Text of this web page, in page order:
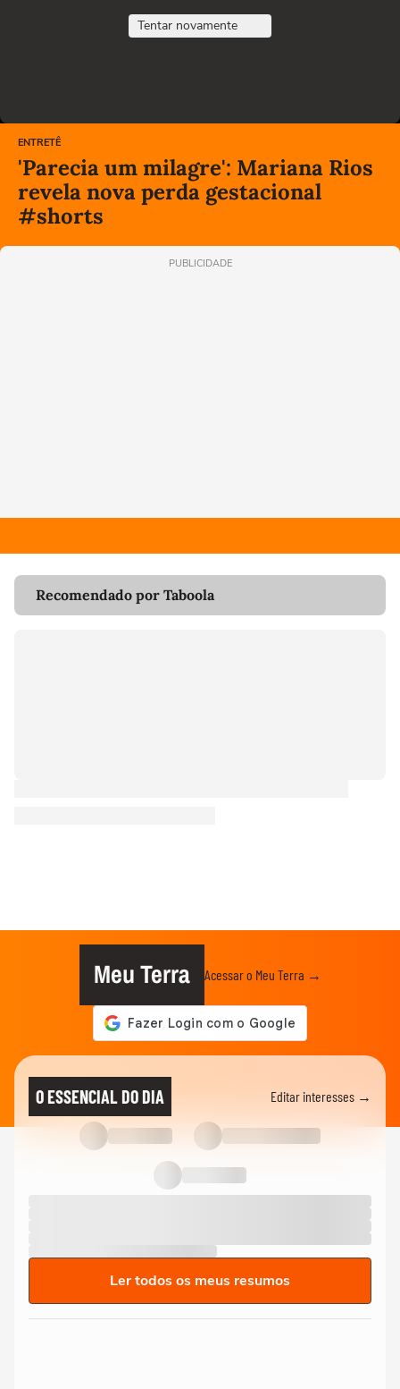
Tentar novamente
ENTRETÊ
'Parecia um milagre': Mariana Rios
revela nova perda gestacional
#shorts
PUBLICIDADE
Recomendado por Taboola
Meu Terra Acessar o Meu Terra →
O ESSENCIAL DO DIA Editar interesses →
Ler todos os meus resumos